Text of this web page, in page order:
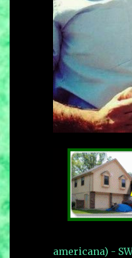
americana) -